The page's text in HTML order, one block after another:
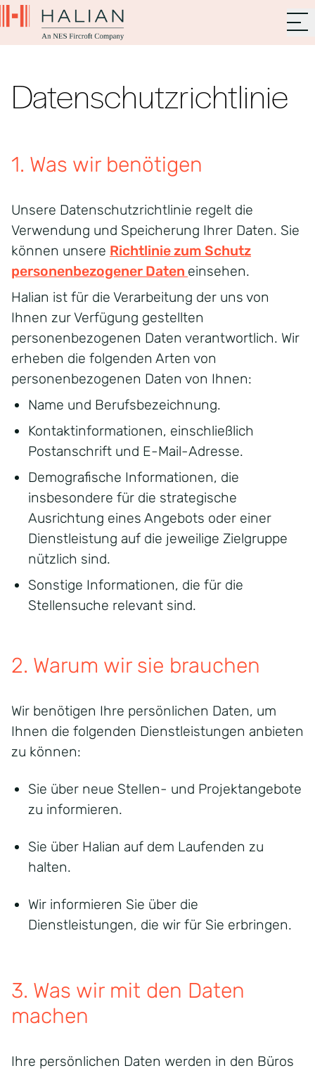
Datenschutzrichtlinie
1. Was wir benötigen
Unsere Datenschutzrichtlinie regelt die
Verwendung und Speicherung Ihrer Daten. Sie
können unsere Richtlinie zum Schutz
personenbezogener Daten einsehen.
Halian ist für die Verarbeitung der uns von
Ihnen zur Verfügung gestellten
personenbezogenen Daten verantwortlich. Wir
erheben die folgenden Arten von
personenbezogenen Daten von Ihnen:
Name und Berufsbezeichnung.
Kontaktinformationen, einschließlich
Postanschrift und E-Mail-Adresse.
Demografische Informationen, die
insbesondere für die strategische
Ausrichtung eines Angebots oder einer
Dienstleistung auf die jeweilige Zielgruppe
nützlich sind.
Sonstige Informationen, die für die
Stellensuche relevant sind.
2. Warum wir sie brauchen
Wir benötigen Ihre persönlichen Daten, um
Ihnen die folgenden Dienstleistungen anbieten
zu können:
Sie über neue Stellen- und Projektangebote
zu informieren.
Sie über Halian auf dem Laufenden zu
halten.
Wir informieren Sie über die
Dienstleistungen, die wir für Sie erbringen.
3. Was wir mit den Daten
machen
Ihre persönlichen Daten werden in den Büros